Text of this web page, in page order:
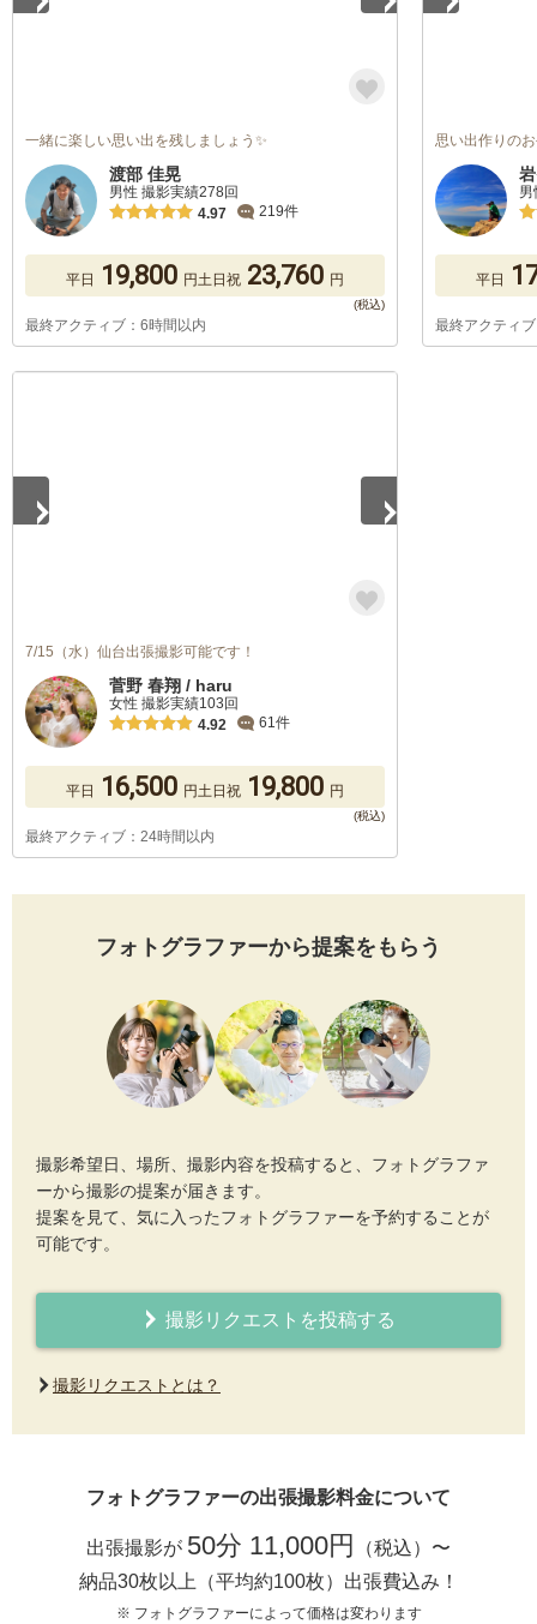
一緒に楽しい思い出を残しましょう✨
渡部 佳晃
男性 撮影実績278回
4.97
219件
平日 19,800 円土日祝 23,760 円
最終アクティブ：6時間以内
思い出作りの
平日
最終アクティ
7/15（水）仙台出張撮影可能です！
菅野 春翔 / haru
女性 撮影実績103回
4.92
61件
平日 16,500 円土日祝 19,800 円
最終アクティブ：24時間以内
フォトグラファーから提案をもらう
撮影希望日、場所、撮影内容を投稿すると、フォトグラファ
ーから撮影の提案が届きます。
提案を見て、気に入ったフォトグラファーを予約することが
可能です。
撮影リクエストを投稿する
撮影リクエストとは？
フォトグラファーの出張撮影料金について
出張撮影が 50分 11,000円
（税込）〜
納品30枚以上（平均約100枚）出張費込み！
※ フォトグラファーによって価格は変わります